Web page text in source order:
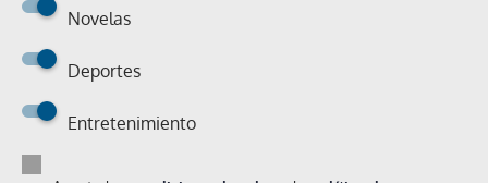
Novelas
Deportes
Entretenimiento